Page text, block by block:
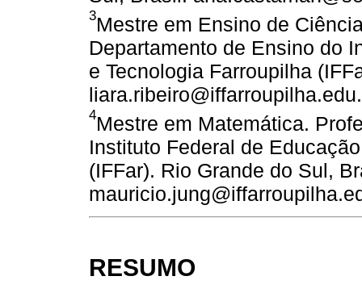
3Mestre em Ensino de
Departamento de Ensino do
e Tecnologia Farroupilha
4Mestre em Matemática.
Instituto Federal de
(IFFar). Rio Grande do Sul,
RESUMO